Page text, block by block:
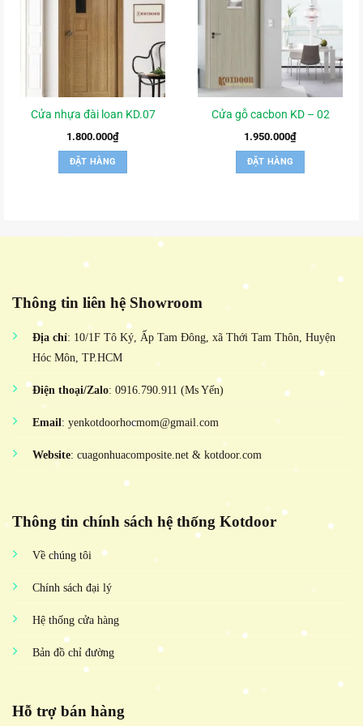
Cửa nhựa đài loan KD.07
1.800.000₫
ĐẶT HÀNG
Cửa gỗ cacbon KD – 02
1.950.000₫
ĐẶT HÀNG
Thông tin liên hệ Showroom
Địa chỉ: 10/1F Tô Ký, Ấp Tam Đông, xã Thới Tam Thôn, Huyện
Hóc Môn, TP.HCM
Điện thoại/Zalo: 0916.790.911 (Ms Yến)
Email: yenkotdoorhocmom@gmail.com
Website: cuagonhuacomposite.net & kotdoor.com
Thông tin chính sách hệ thống Kotdoor
Về chúng tôi
Chính sách đại lý
Hệ thống cửa hàng
Bản đồ chỉ đường
Hỗ trợ bán hàng